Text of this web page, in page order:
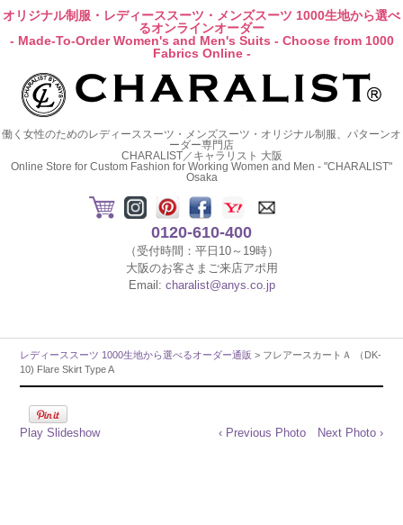
オリジナル制服・レディーススーツ・メンズスーツ 1000生地から選べ
るオンラインオーダー
- Made-To-Order Women's and Men's Suits - Choose from 1000
Fabrics Online -
働く女性のためのレディーススーツ・メンズスーツ・オリジナル制服、パターンオ
ーダー専門店
CHARALIST／キャラリスト 大阪
Online Store for Custom Fashion for Working Women and Men - "CHARALIST"
Osaka
0120-610-400
（受付時間：平日10～19時）
大阪のお客さまご来店アポ用
Email: charalist@anys.co.jp
レディーススーツ 1000生地から選べるオーダー通販 > フレアースカートＡ （DK-
10) Flare Skirt Type A
Play Slideshow ‹ Previous Photo Next Photo ›